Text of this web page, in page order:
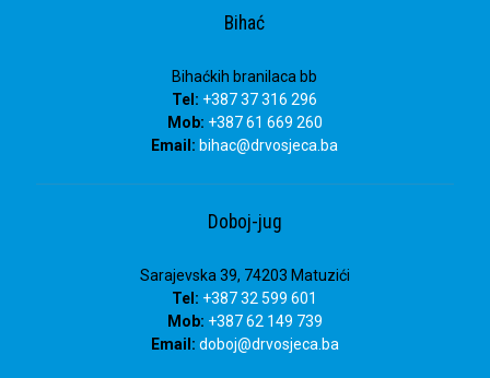
Bihać
Bihaćkih branilaca bb
Tel: +387 37 316 296
Mob: +387 61 669 260
Email: bihac@drvosjeca.ba
Doboj-jug
Sarajevska 39, 74203 Matuzići
Tel: +387 32 599 601
Mob: +387 62 149 739
Email: doboj@drvosjeca.ba